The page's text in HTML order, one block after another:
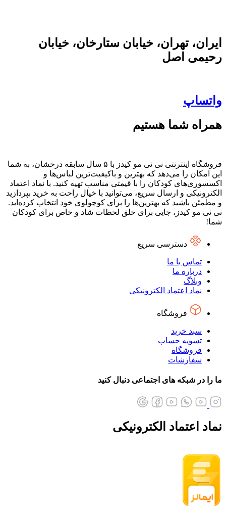
ایران، تهران، خیابان ستارخان، خیابان
رحیمی اصل
واتساپ
همراه شما هستیم
فروشگاه اینترنتی نی نی مو کیدز با ۵ سال سابقه درخشان، به شما
این امکان را می‌دهد که بهترین و باکیفیت‌ترین لباس‌ها و
اکسسوری‌های کودکان را با قیمتی مناسب تهیه کنید. با نماد اعتماد
الکترونیکی و ارسال سریع، می‌توانید با خیال راحت به خرید بپردازید
و مطمئن باشید که بهترین‌ها را برای کوچولوی خود انتخاب کرده‌اید.
نی نی مو کیدز، جایی برای خلق لحظات شاد و خاص برای کودکان
شما!
دسترسی سریع
تماس با ما
درباره ما
وبلاگ
نماد اعتماد الکترونیکی
فروشگاه
سبد خرید
تسویه حساب
فروشگاه
سفارشات
ما را در شبکه های اجتماعی دنبال کنید
نماد اعتماد الکترونیکی